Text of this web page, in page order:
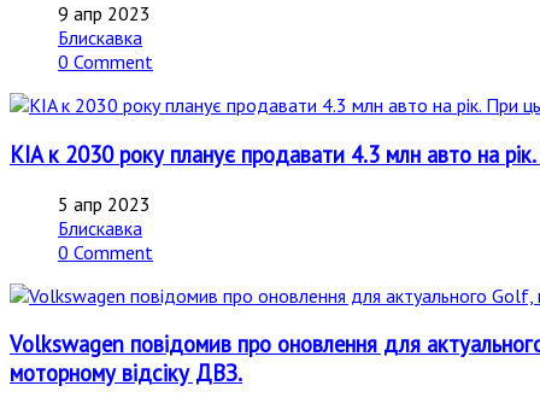
9 апр 2023
Блискавка
0 Comment
KIA к 2030 року планує продавати 4.3 млн авто на
5 апр 2023
Блискавка
0 Comment
Volkswagen повідомив про оновлення для
моторному відсіку ДВЗ.